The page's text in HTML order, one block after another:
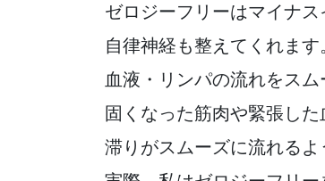
ゼロジーフリーはマイナ
自律神経も整えてくれます
血液・リンパの流れをスム
固くなった筋肉や緊張した
滞りがスムーズに流れるよ